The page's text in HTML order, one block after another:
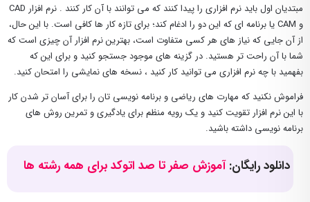
مبتدیان اول باید نرم افزاری را پیدا کنند که می توانند با آن کار کنند . نرم افزار CAD
و CAM یا برنامه ای که این دو را ادغام کند؛ برای تازه کار ها کافی است. با این حال،
از آن جایی که نیاز های هر کسی متفاوت است، بهترین نرم افزار آن چیزی است که
شما با آن راحت تر هستید. در گزینه های موجود جستجو کنید و برای این که
بفهمید با چه نرم افزاری می توانید کار کنید ، نسخه های نمایشی را امتحان کنید.
فراموش نکنید که مهارت های ریاضی و برنامه نویسی تان را برای آسان تر شدن کار
با این نرم افزار تقویت کنید و یک رویه منظم برای یادگیری و تمرین روش های
برنامه نویسی داشته باشید.
دانلود رایگان:آموزش صفر تا صد اتوکد برای همه رشته ها